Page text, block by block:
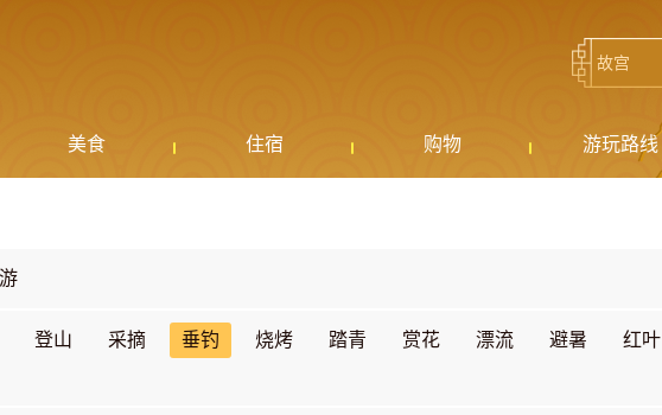
美食 住宿 购物 游玩路线
登山 采摘 垂钓 烧烤 踏青 赏花 漂流 避暑 红叶